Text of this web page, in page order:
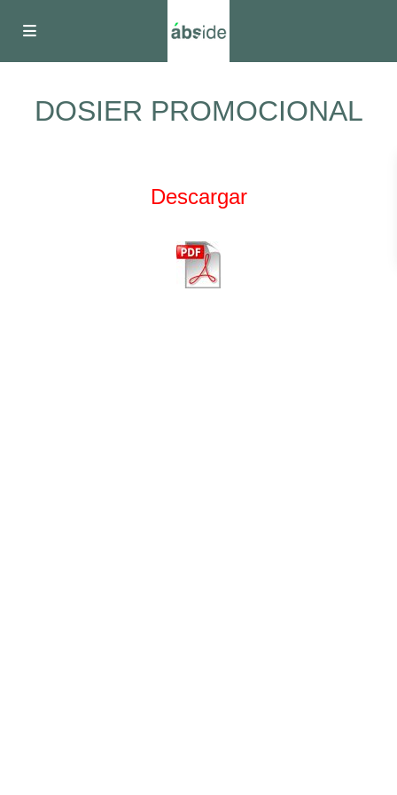
DOSIER PROMOCIONAL
Descargar